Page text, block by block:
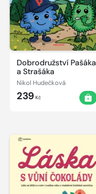
Dobrodružství Pašáka
a Strašáka
Nikol Hudečková
239 Kč